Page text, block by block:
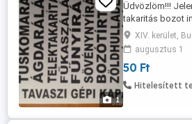
1
Üdvözlöm!!!
takaritás bozot
bozotosok kiv
készülve a
gallyaz sa kiv
Egész Budapest
kezdésel !!!!
XIV. kerület,
augusztus 1
50 Ft
Hitelesített